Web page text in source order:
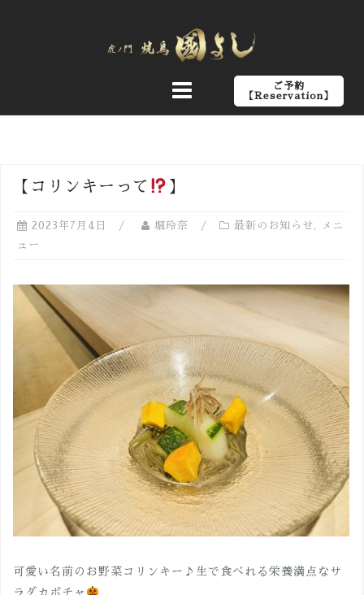
へ
ご予約
【Reservation】
【コリンキーって 】
2023年7月4日 堀玲奈 最新のお知らせ ,
メニ
ュー
可愛い名前のお野菜コリンキー♪生で食べれる栄養満点なサ
ラダカボチャ